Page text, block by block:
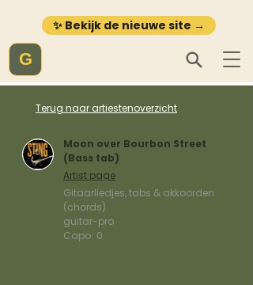
✨ Bekijk de nieuwe site →
G
Terug naar artiestenoverzicht
Moon over Bourbon Street
(Bass tab)
Artist page
Gitaarliedjes, tabs & akkoorden
(chords)
guitar-pro
Capo: 0